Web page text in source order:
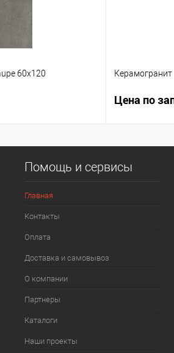
60х120
Цена по
Помощь и сервисы
Главная
Контакты
Оплата
Доставка и самовывоз
О компании
Партнеры
Каталоги
Наши проекты